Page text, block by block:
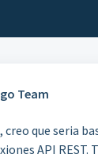
Team
creo que seria
API